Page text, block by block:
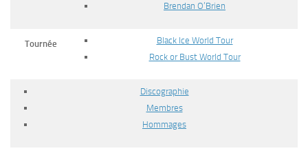
Brendan O’Brien
Tournée
Black Ice World Tour
Rock or Bust World Tour
Discographie
Membres
Hommages